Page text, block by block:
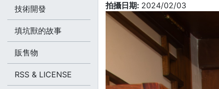
拍攝日期: 2024/02/03
技術開發
填坑獸的故事
販售物
RSS & LICENSE